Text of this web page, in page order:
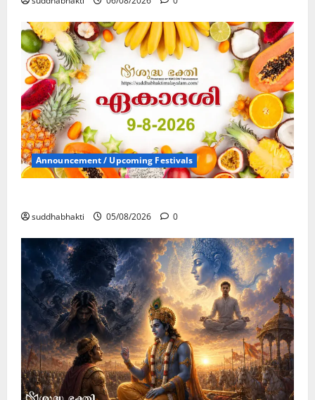
Announcement / Upcoming Festivals
suddhabhakti 05/08/2026 0